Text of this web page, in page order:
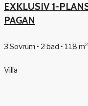
EXKLUSIV 1-
PAGAN
3 Sovrum • 2 bad • 118 m²
Villa